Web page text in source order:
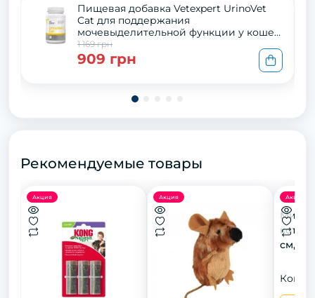
Пищевая добавка Vetexpert UrinoVet
Cat для поддержания
мочевыделительной функции у кошек,
45 капс.
1 169 грн
909 грн
Рекомендуемые товары
Акция Акция Акция
Миска
котів,
см,